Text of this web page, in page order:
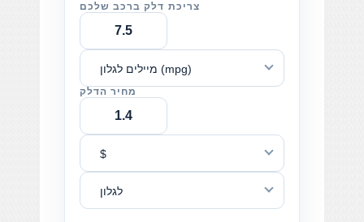
צריכת דלק ברכב שלכם
מיילים לגלון (mpg)
מחיר הדלק
$
לגלון